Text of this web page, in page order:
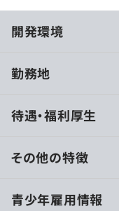
開発環境
https://
https://
・『GALLERY
勤務地
待遇・福利厚生
■賃金の決定方法：
その他の特徴
青少年雇用情報